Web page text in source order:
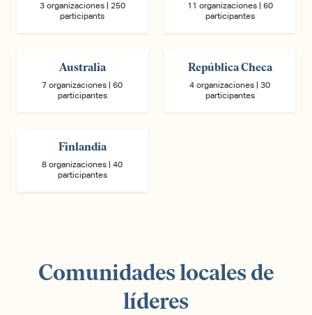
3 organizaciones | 250
participants
11 organizaciones | 60
participantes
Australia
7 organizaciones | 60
participantes
República Checa
4 organizaciones | 30
participantes
Finlandia
8 organizaciones | 40
participantes
Comunidades locales de
líderes